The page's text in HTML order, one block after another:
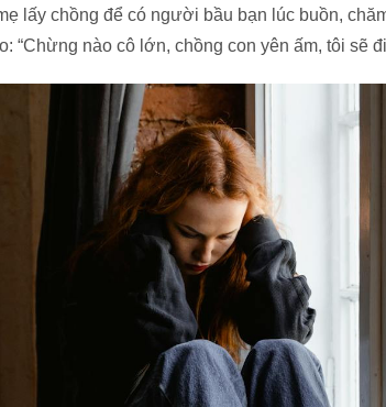
lấy chồng để có người bầu bạn lúc buồn,
“Chừng nào cô lớn, chồng con yên ấm, tôi sẽ